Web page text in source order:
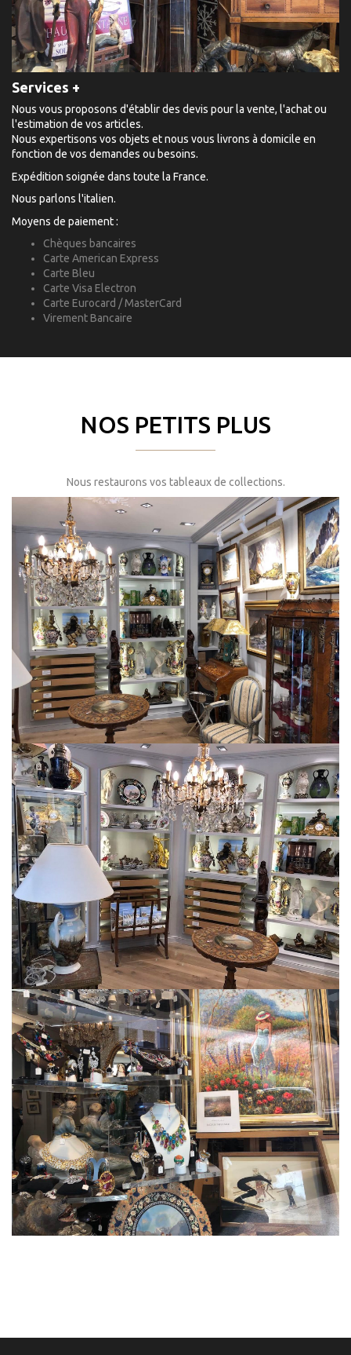
Services +
Nous vous proposons d'établir des devis pour la vente, l'achat ou
l'estimation de vos articles.
Nous expertisons vos objets et nous vous livrons à domicile en
fonction de vos demandes ou besoins.
Expédition soignée dans toute la France.
Nous parlons l'italien.
Moyens de paiement :
Chèques bancaires
Carte American Express
Carte Bleu
Carte Visa Electron
Carte Eurocard / MasterCard
Virement Bancaire
NOS PETITS PLUS
Nous restaurons vos tableaux de collections.